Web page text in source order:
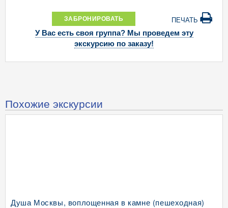
ЗАБРОНИРОВАТЬ ПЕЧАТЬ
У Вас есть своя группа? Мы проведем эту
экскурсию по заказу!
Похожие экскурсии
Душа Москвы, воплощенная в камне (пешеходная)